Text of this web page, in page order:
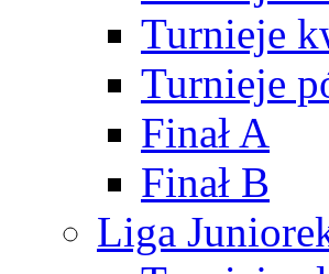
Turnieje
Turnieje
Finał A
Finał B
Liga